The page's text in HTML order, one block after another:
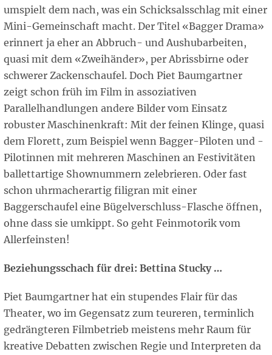
umspielt dem nach, was ein Schicksalsschlag mit einer
Mini-Gemeinschaft macht. Der Titel «Bagger Drama»
erinnert ja eher an Abbruch- und Aushubarbeiten,
quasi mit dem «Zweihänder», per Abrissbirne oder
schwerer Zackenschaufel. Doch Piet Baumgartner
zeigt schon früh im Film in assoziativen
Parallelhandlungen andere Bilder vom Einsatz
robuster Maschinenkraft: Mit der feinen Klinge, quasi
dem Florett, zum Beispiel wenn Bagger-Piloten und -
Pilotinnen mit mehreren Maschinen an Festivitäten
ballettartige Shownummern zelebrieren. Oder fast
schon uhrmacherartig filigran mit einer
Baggerschaufel eine Bügelverschluss-Flasche öffnen,
ohne dass sie umkippt. So geht Feinmotorik vom
Allerfeinsten!
Beziehungsschach für drei: Bettina Stucky …
Piet Baumgartner hat ein stupendes Flair für das
Theater, wo im Gegensatz zum teureren, terminlich
gedrängteren Filmbetrieb meistens mehr Raum für
kreative Debatten zwischen Regie und Interpreten da